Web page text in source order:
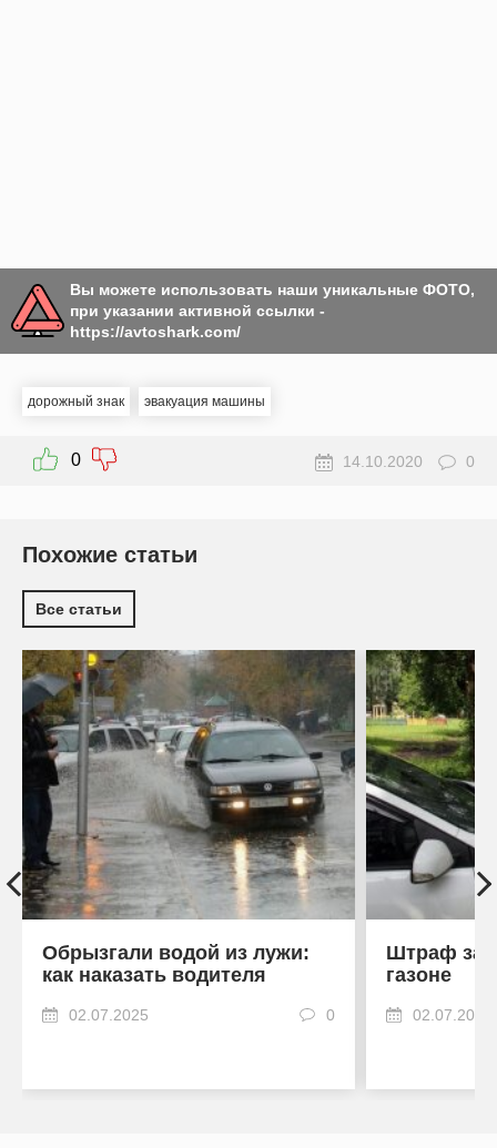
Вы можете использовать наши уникальные ФОТО,
при указании активной ссылки -
https://avtoshark.com/
дорожный знак эвакуация машины
0 14.10.2020 0
Похожие статьи
Все статьи
Обрызгали водой из лужи:
как наказать водителя
02.07.2025 0
Штраф за
газоне
02.07.2025